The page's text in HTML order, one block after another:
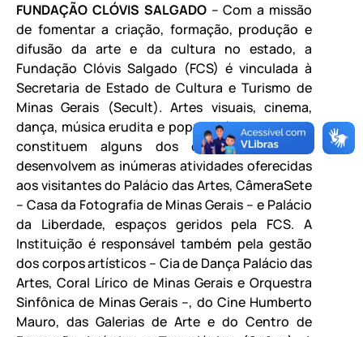
FUNDAÇÃO CLÓVIS SALGADO– Com a missão
de fomentar a criação, formação, produção e
difusão da arte e da cultura no estado, a
Fundação Clóvis Salgado (FCS) é vinculada à
Secretaria de Estado de Cultura e Turismo de
Minas Gerais (Secult). Artes visuais, cinema,
dança, música erudita e popular, ópera e teatro
constituem alguns dos campos onde se
desenvolvem as inúmeras atividades oferecidas
aos visitantes do Palácio das Artes, CâmeraSete
– Casa da Fotografia de Minas Gerais – e Palácio
da Liberdade, espaços geridos pela FCS. A
Instituição é responsável também pela gestão
dos corpos artísticos – Cia de Dança Palácio das
Artes, Coral Lírico de Minas Gerais e Orquestra
Sinfônica de Minas Gerais –, do Cine Humberto
Mauro, das Galerias de Arte e do Centro de